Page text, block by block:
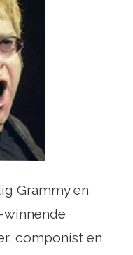
Grammy en
winnende
componist en